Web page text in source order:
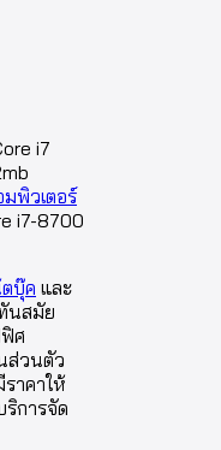
i7
มพิวเตอร์
i7-8700
ตบุ๊ค และ
นสมัย
ศ
ส่วนตัว
าคาให้
ริการจัด